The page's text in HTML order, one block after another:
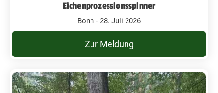
Eichenprozessionsspinner
Bonn - 28. Juli 2026
Zur Meldung